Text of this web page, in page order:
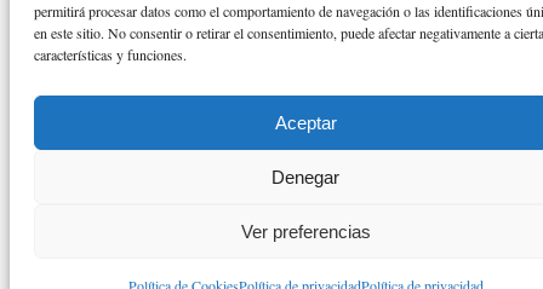
permitirá procesar datos como el comportamiento de navegación o las identificaciones
en este sitio. No consentir o retirar el consentimiento, puede afectar negativamente a
características y funciones.
Aceptar
Denegar
Ver preferencias